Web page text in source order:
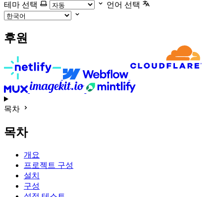
테마 선택
언어 선택
후원
목차
목차
개요
프로젝트 구성
설치
구성